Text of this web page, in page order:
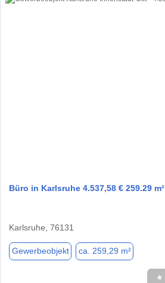
Büro in Karlsruhe 4.537,58 € 259.29 m²
Karlsruhe, 76131
Gewerbeobjekt ca. 259,29 m²
★